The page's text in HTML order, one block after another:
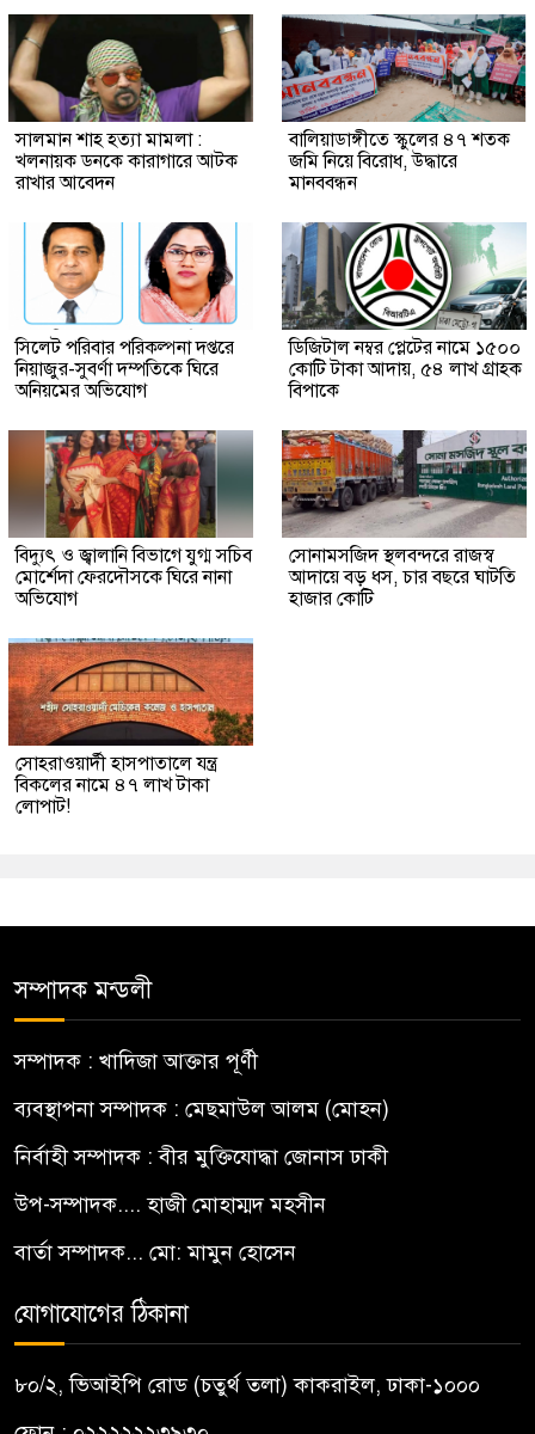
সালমান শাহ হত্যা মামলা :
খলনায়ক ডনকে কারাগারে আটক
রাখার আবেদন
বালিয়াডাঙ্গীতে স্কুলের ৪৭ শতক
জমি নিয়ে বিরোধ, উদ্ধারে
মানববন্ধন
সিলেট পরিবার পরিকল্পনা দপ্তরে
নিয়াজুর-সুবর্ণা দম্পতিকে ঘিরে
অনিয়মের অভিযোগ
ডিজিটাল নম্বর প্লেটের নামে ১৫০০
কোটি টাকা আদায়, ৫৪ লাখ গ্রাহক
বিপাকে
বিদ্যুৎ ও জ্বালানি বিভাগে যুগ্ম সচিব
মোর্শেদা ফেরদৌসকে ঘিরে নানা
অভিযোগ
সোনামসজিদ স্থলবন্দরে রাজস্ব
আদায়ে বড় ধস, চার বছরে ঘাটতি
হাজার কোটি
সোহরাওয়ার্দী হাসপাতালে যন্ত্র
বিকলের নামে ৪৭ লাখ টাকা
লোপাট!
সম্পাদক মন্ডলী
সম্পাদক : খাদিজা আক্তার পূর্ণী
ব্যবস্থাপনা সম্পাদক : মেছমাউল আলম (মোহন)
নির্বাহী সম্পাদক : বীর মুক্তিযোদ্ধা জোনাস ঢাকী
উপ-সম্পাদক.... হাজী মোহাম্মদ মহসীন
বার্তা সম্পাদক... মো: মামুন হোসেন
যোগাযোগের ঠিকানা
৮০/২, ভিআইপি রোড (চতুর্থ তলা) কাকরাইল, ঢাকা-১০০০